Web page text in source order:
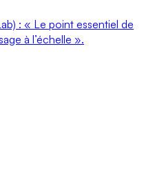
: « Le point essentiel de
à l’échelle ».